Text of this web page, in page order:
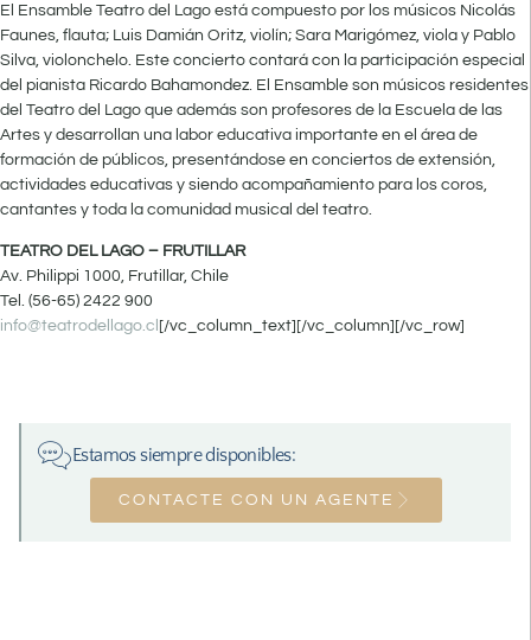
El Ensamble Teatro del Lago está compuesto por los músicos Nicolás
Faunes, flauta; Luis Damián Oritz, violín; Sara Marigómez, viola y Pablo
Silva, violonchelo. Este concierto contará con la participación especial
del pianista Ricardo Bahamondez. El Ensamble son músicos residentes
del Teatro del Lago que además son profesores de la Escuela de las
Artes y desarrollan una labor educativa importante en el área de
formación de públicos, presentándose en conciertos de extensión,
actividades educativas y siendo acompañamiento para los coros,
cantantes y toda la comunidad musical del teatro.
TEATRO DEL LAGO – FRUTILLAR
Av. Philippi 1000, Frutillar, Chile
Tel. (56-65) 2422 900
info@teatrodellago.cl [/vc_column_text][/vc_column][/vc_row]
Estamos siempre disponibles:
CONTACTE CON UN AGENTE